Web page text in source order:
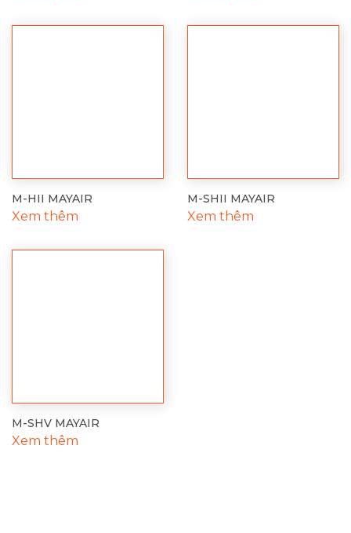
M-HII MAYAIR
Xem thêm
M-SHII MAYAIR
Xem thêm
M-SHV MAYAIR
Xem thêm